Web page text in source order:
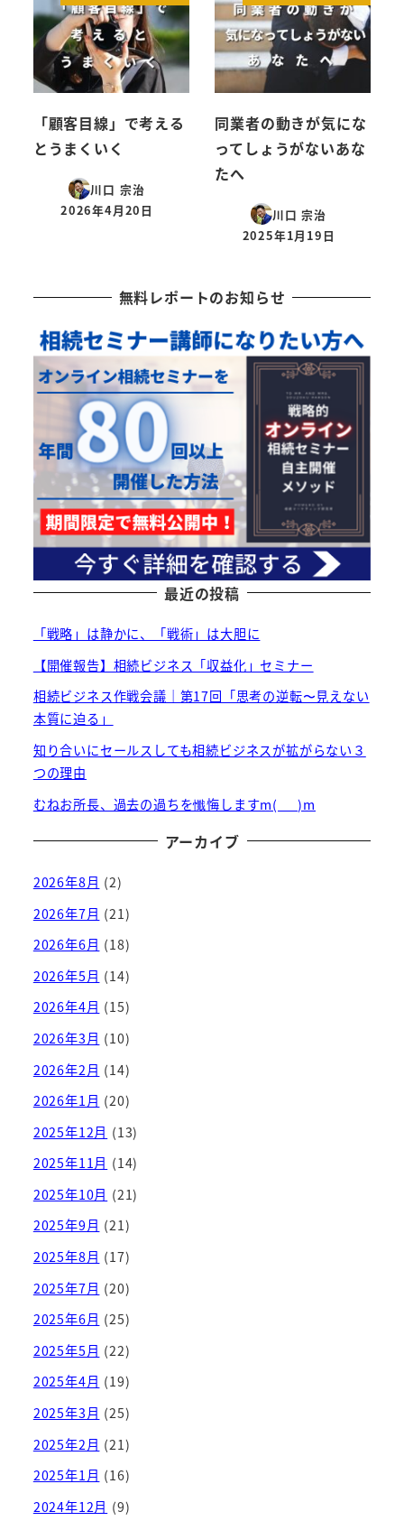
「顧客目線」で考える
とうまくいく
川口 宗治
投稿日
2026年4月20日
同業者の動きが気にな
ってしょうがないあな
たへ
川口 宗治
投稿日
2025年1月19日
無料レポートのお知らせ
最近の投稿
「戦略」は静かに、「戦術」は大胆に
【開催報告】相続ビジネス「収益化」セミナー
相続ビジネス作戦会議｜第17回「思考の逆転〜見えない
本質に迫る」
知り合いにセールスしても相続ビジネスが拡がらない３
つの理由
むねお所長、過去の過ちを懺悔しますm(_ _)m
アーカイブ
2026年8月 (2)
2026年7月 (21)
2026年6月 (18)
2026年5月 (14)
2026年4月 (15)
2026年3月 (10)
2026年2月 (14)
2026年1月 (20)
2025年12月 (13)
2025年11月 (14)
2025年10月 (21)
2025年9月 (21)
2025年8月 (17)
2025年7月 (20)
2025年6月 (25)
2025年5月 (22)
2025年4月 (19)
2025年3月 (25)
2025年2月 (21)
2025年1月 (16)
2024年12月 (9)